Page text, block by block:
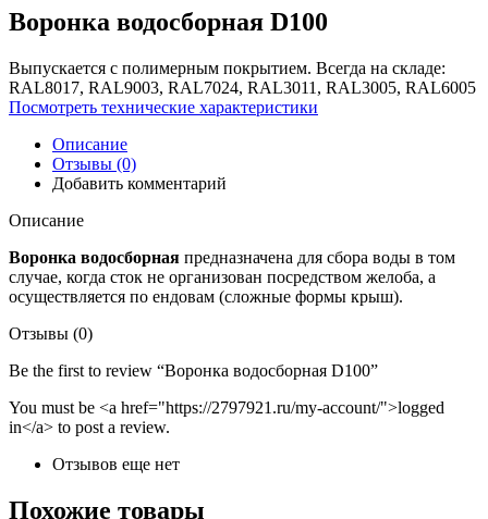
Воронка водосборная D100
Выпускается с полимерным покрытием. Всегда на складе:
RAL8017, RAL9003, RAL7024, RAL3011, RAL3005, RAL6005
Посмотреть технические характеристики
Описание
Отзывы (0)
Добавить комментарий
Описание
Воронка водосборная предназначена для сбора воды в том
случае, когда сток не организован посредством желоба, а
осуществляется по ендовам (сложные формы крыш).
Отзывы (0)
Be the first to review “Воронка водосборная D100”
You must be <a href="https://2797921.ru/my-account/">logged
in</a> to post a review.
Отзывов еще нет
Похожие товары